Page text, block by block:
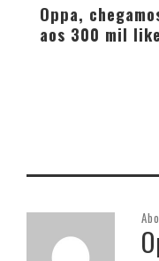
Oppa,
aos 300 mil